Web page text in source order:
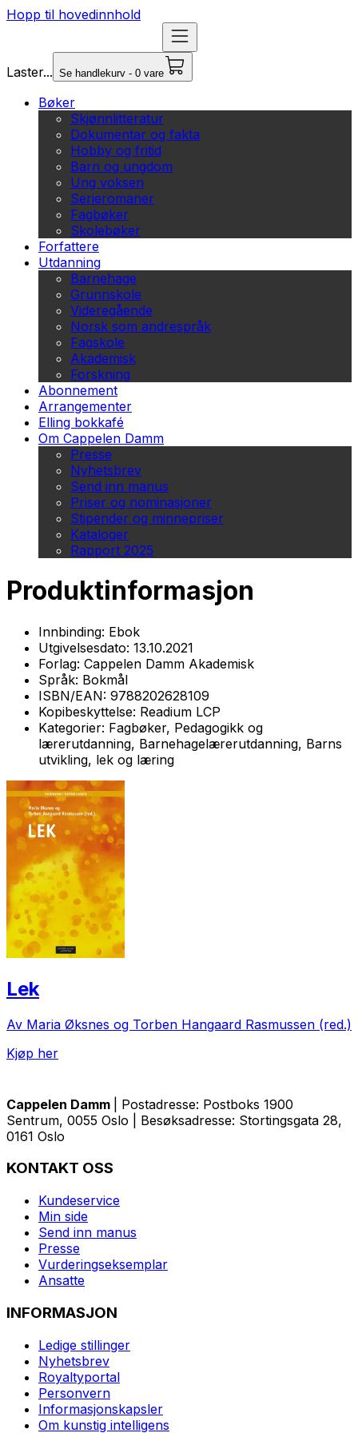
Hopp til hovedinnhold
Laster... Se handlekurv - 0 vare
Bøker
Skjønnlitteratur
Dokumentar og fakta
Hobby og fritid
Barn og ungdom
Ung voksen
Serieromaner
Fagbøker
Skolebøker
Forfattere
Utdanning
Barnehage
Grunnskole
Videregående
Norsk som andrespråk
Fagskole
Akademisk
Forskning
Abonnement
Arrangementer
Elling bokkafé
Om Cappelen Damm
Presse
Nyhetsbrev
Send inn manus
Priser og nominasjoner
Stipender og minnepriser
Kataloger
Rapport 2025
Produktinformasjon
Innbinding: Ebok
Utgivelsesdato: 13.10.2021
Forlag: Cappelen Damm Akademisk
Språk: Bokmål
ISBN/EAN: 9788202628109
Kopibeskyttelse: Readium LCP
Kategorier: Fagbøker, Pedagogikk og
lærerutdanning, Barnehagelærerutdanning, Barns
utvikling, lek og læring
Lek
Av Maria Øksnes og Torben Hangaard Rasmussen (red.)
Kjøp her
Cappelen Damm
| Postadresse: Postboks 1900
Sentrum, 0055 Oslo | Besøksadresse: Stortingsgata 28,
0161 Oslo
KONTAKT OSS
Kundeservice
Min side
Send inn manus
Presse
Vurderingseksemplar
Ansatte
INFORMASJON
Ledige stillinger
Nyhetsbrev
Royaltyportal
Personvern
Informasjonskapsler
Om kunstig intelligens